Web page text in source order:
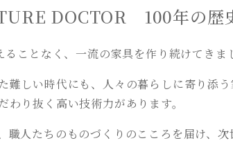
DOCTOR 100年の歴
ことなく、一流の家具を作り続けてきま
難しい時代にも、人々の暮らしに寄り添う
り抜く高い技術力があります。
職人たちのものづくりのこころを届け、